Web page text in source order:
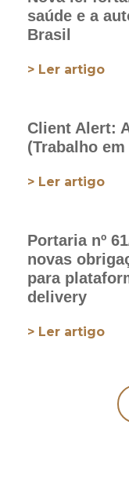
saúde e a
Brasil
> Ler artigo
Client Alert:
(Trabalho
> Ler artigo
Portaria nº
novas
para
delivery
> Ler artigo